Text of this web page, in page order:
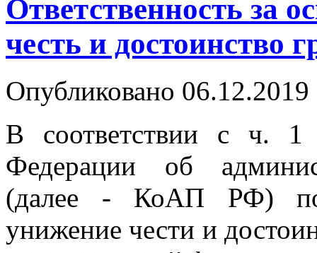
Ответственность за
честь и достоинство
Опубликовано
В соответствии с ч. 1
Федерации об
(далее - КоАП РФ) под
унижение чести и